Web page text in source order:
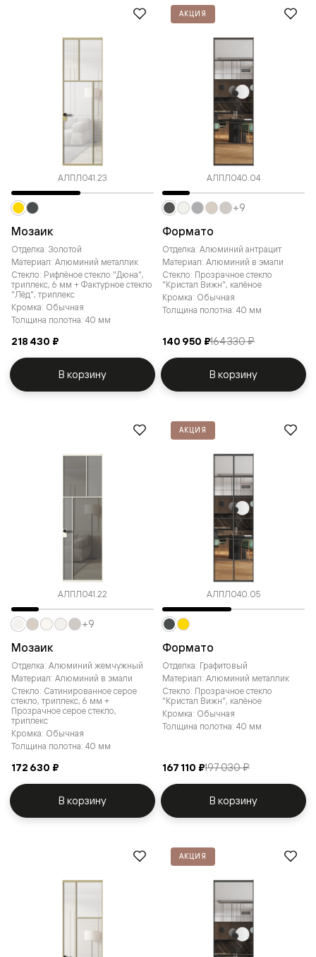
АЛПЛ041.23
Мозаик
Отделка: Золотой
Материал: Алюминий металлик
Стекло: Рифлёное стекло "Дюна",
триплекс, 6 мм + Фактурное стекло
"Лёд", триплекс
Кромка: Обычная
Толщина полотна: 40 мм
218 430 ₽
В корзину
АКЦИЯ
АЛПЛ040.04
Формато
Отделка: Алюминий антрацит
Материал: Алюминий в эмали
Стекло: Прозрачное стекло
"Кристал Вижн", калёное
Кромка: Обычная
Толщина полотна: 40 мм
140 950 ₽164 330 ₽
+9
В корзину
АЛПЛ041.22
Мозаик
Отделка: Алюминий жемчужный
Материал: Алюминий в эмали
Стекло: Сатинированное серое
стекло, триплекс, 6 мм +
Прозрачное серое стекло,
триплекс
Кромка: Обычная
Толщина полотна: 40 мм
172 630 ₽
+9
В корзину
АКЦИЯ
АЛПЛ040.05
Формато
Отделка: Графитовый
Материал: Алюминий металлик
Стекло: Прозрачное стекло
"Кристал Вижн", калёное
Кромка: Обычная
Толщина полотна: 40 мм
167 110 ₽197 030 ₽
В корзину
АКЦИЯ